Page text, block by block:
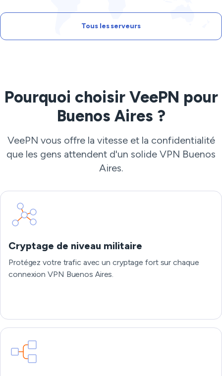
Tous les serveurs
Pourquoi choisir VeePN pour
Buenos Aires ?
VeePN vous offre la vitesse et la confidentialité
que les gens attendent d'un solide VPN Buenos
Aires.
Cryptage de niveau militaire
Protégez votre trafic avec un cryptage fort sur chaque
connexion VPN Buenos Aires.